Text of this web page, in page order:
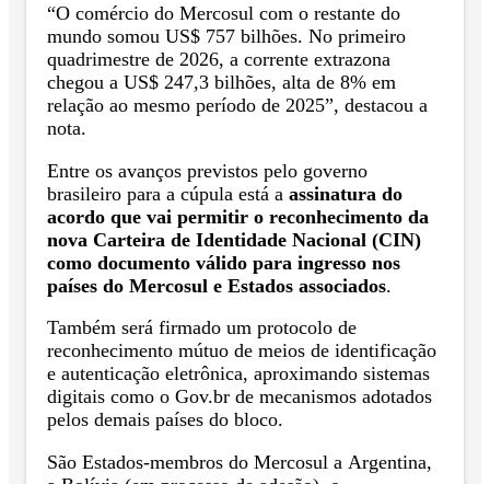
“O comércio do Mercosul com o restante do
mundo somou US$ 757 bilhões. No primeiro
quadrimestre de 2026, a corrente extrazona
chegou a US$ 247,3 bilhões, alta de 8% em
relação ao mesmo período de 2025”, destacou a
nota.
Entre os avanços previstos pelo governo
brasileiro para a cúpula está a assinatura do
acordo que vai permitir o reconhecimento da
nova Carteira de Identidade Nacional (CIN)
como documento válido para ingresso nos
países do Mercosul e Estados associados.
Também será firmado um protocolo de
reconhecimento mútuo de meios de identificação
e autenticação eletrônica, aproximando sistemas
digitais como o Gov.br de mecanismos adotados
pelos demais países do bloco.
São Estados-membros do Mercosul a Argentina,